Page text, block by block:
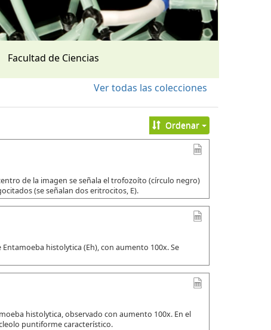
Facultad de Ciencias
Ver todas las colecciones
Ordenar
de la imagen se señala el trofozoíto (círculo negro)
(se señalan dos eritrocitos, E).
histolytica (Eh), con aumento 100x. Se
histolytica, observado con aumento 100x. En el
puntiforme característico.